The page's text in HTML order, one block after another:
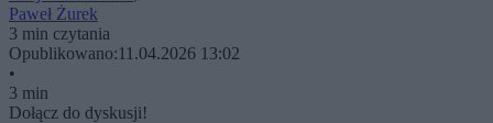
Paweł Żurek
3 min czytania
Opublikowano:11.04.2026 13:02
•
3 min
Dołącz do dyskusji!